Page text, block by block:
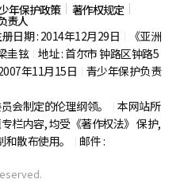
年保护政策 著作权规定
责人
日期 : 2014年12月29日
《亚洲
圭铉 地址 : 首尔市钟路区钟路5
年11月15日
青少年保护负责
会制定的伦理纲领。
本网站所
栏内容, 均受《著作权法》 保护,
散布使用。
邮件 :